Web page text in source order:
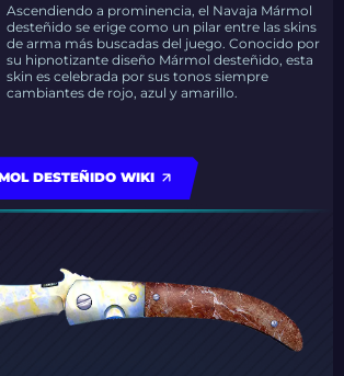
Ascendiendo a prominencia, el Navaja Mármol
desteñido se erige como un pilar entre las skins
de arma más buscadas del juego. Conocido por
su hipnotizante diseño Mármol desteñido, esta
skin es celebrada por sus tonos siempre
cambiantes de rojo, azul y amarillo.
DESTEÑIDO WIKI